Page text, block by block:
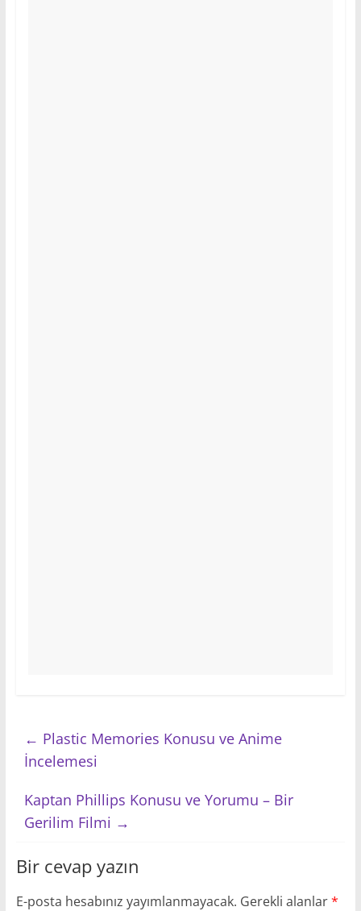
← Plastic Memories Konusu ve Anime
İncelemesi
Kaptan Phillips Konusu ve Yorumu – Bir
Gerilim Filmi →
Bir cevap yazın
E-posta hesabınız yayımlanmayacak. Gerekli alanlar*